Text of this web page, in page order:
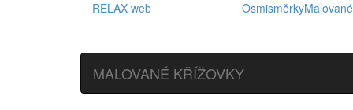
RELAX web Osmisměrky
MALOVANÉ KŘÍŽOVKY